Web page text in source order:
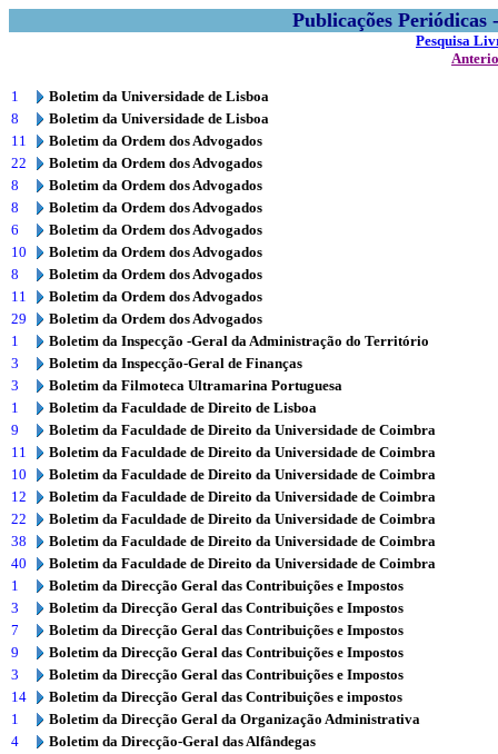
Publicações
Pesquisa
1
Boletim da Universidade de Lisboa
8
Boletim da Universidade de Lisboa
11
Boletim da Ordem dos Advogados
22
Boletim da Ordem dos Advogados
8
Boletim da Ordem dos Advogados
8
Boletim da Ordem dos Advogados
6
Boletim da Ordem dos Advogados
10
Boletim da Ordem dos Advogados
8
Boletim da Ordem dos Advogados
11
Boletim da Ordem dos Advogados
29
Boletim da Ordem dos Advogados
1
Boletim da Inspecção -Geral da Administração do Território
3
Boletim da Inspecção-Geral de Finanças
3
Boletim da Filmoteca Ultramarina Portuguesa
1
Boletim da Faculdade de Direito de Lisboa
9
Boletim da Faculdade de Direito da Universidade de Coimbra
11
Boletim da Faculdade de Direito da Universidade de Coimbra
10
Boletim da Faculdade de Direito da Universidade de Coimbra
12
Boletim da Faculdade de Direito da Universidade de Coimbra
22
Boletim da Faculdade de Direito da Universidade de Coimbra
38
Boletim da Faculdade de Direito da Universidade de Coimbra
40
Boletim da Faculdade de Direito da Universidade de Coimbra
1
Boletim da Direcção Geral das Contribuições e Impostos
3
Boletim da Direcção Geral das Contribuições e Impostos
7
Boletim da Direcção Geral das Contribuições e Impostos
9
Boletim da Direcção Geral das Contribuições e Impostos
3
Boletim da Direcção Geral das Contribuições e Impostos
14
Boletim da Direcção Geral das Contribuições e impostos
1
Boletim da Direcção Geral da Organização Administrativa
4
Boletim da Direcção-Geral das Alfândegas